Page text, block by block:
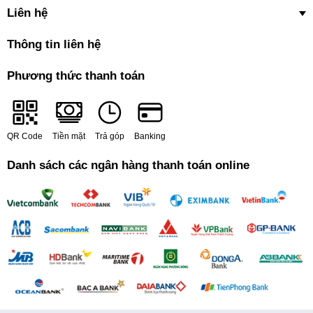
yên tâm về mức độ tươi ngon của thực phẩm. Ngoài ra, ngăn chứa
có khả năng giữ ẩm tốt nên đảm bảo cho việc bảo quản thực phẩm
được kéo dài.
Liên hệ
Thông tin liên hệ
Phương thức thanh toán
QR Code Tiền mặt Trả góp Banking
Danh sách các ngân hàng thanh toán online